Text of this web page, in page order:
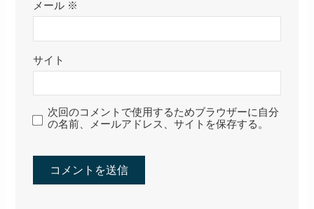
メール ※
サイト
次回のコメントで使用するためブラウザーに自分
の名前、メールアドレス、サイトを保存する。